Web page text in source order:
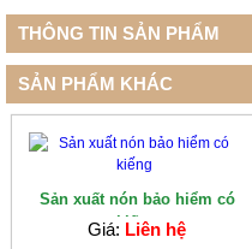
THÔNG TIN SẢN PHẨM
SẢN PHẨM KHÁC
Sản xuất nón bảo hiểm có
kiếng
Giá: Liên hệ